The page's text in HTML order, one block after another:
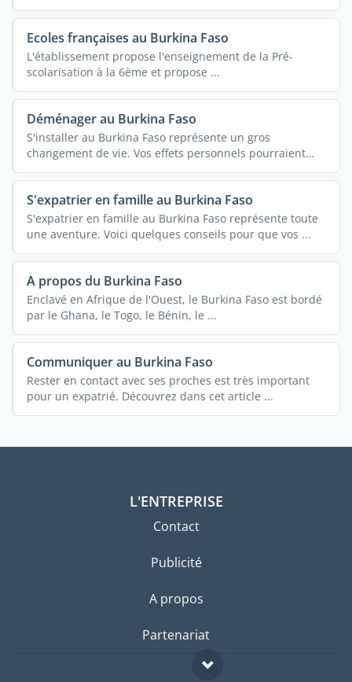
Ecoles françaises au Burkina Faso
L'établissement propose l'enseignement de la Pré-
scolarisation à la 6ème et propose ...
Déménager au Burkina Faso
S'installer au Burkina Faso représente un gros
changement de vie. Vos effets personnels pourraient
vous ...
S'expatrier en famille au Burkina Faso
S'expatrier en famille au Burkina Faso représente toute
une aventure. Voici quelques conseils pour que vos ...
A propos du Burkina Faso
Enclavé en Afrique de l'Ouest, le Burkina Faso est bordé
par le Ghana, le Togo, le Bénin, le ...
Communiquer au Burkina Faso
Rester en contact avec ses proches est très important
pour un expatrié. Découvrez dans cet article ...
L'ENTREPRISE
Contact
Publicité
A propos
Partenariat